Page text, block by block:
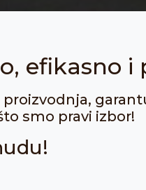
efikasno i
smo pravi izbor!